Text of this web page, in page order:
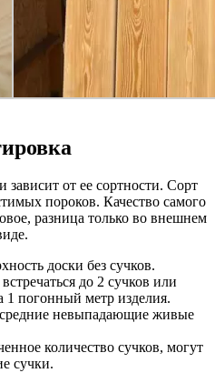
от ее сортности. Сорт
пороков. Качество самого
разница только во внешнем
доски без сучков.
до 2 сучков или
погонный метр изделия.
невыпадающие живые
количество сучков, могут
сучки.